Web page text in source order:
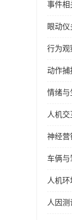
事件相
眼动仪
行为观
动作捕
情绪与
人机
神经营
车俩与
人机
人因